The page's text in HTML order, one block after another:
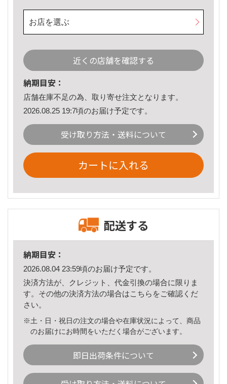
お店を選ぶ
近くの店舗を確認する
納期目安：
店舗在庫不足の為、取り寄せ注文となります。
2026.08.25 19:7頃のお届け予定です。
受け取り方法・送料について
カートに入れる
配送する
納期目安：
2026.08.04 23:59頃のお届け予定です。
決済方法が、クレジット、代金引換の場合に限りま
す。その他の決済方法の場合はこちら をご確認くだ
さい。
※土・日・祝日の注文の場合や在庫状況によって、商品
のお届けにお時間をいただく場合がございます。
即日出荷条件について